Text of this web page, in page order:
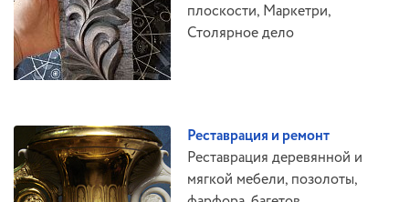
плоскости, Маркетри,
Столярное дело
Реставрация и ремонт
Реставрация деревянной и
мягкой мебели, позолоты,